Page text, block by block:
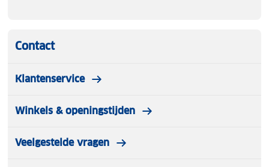
Contact
Klantenservice
Winkels & openingstijden
Veelgestelde vragen